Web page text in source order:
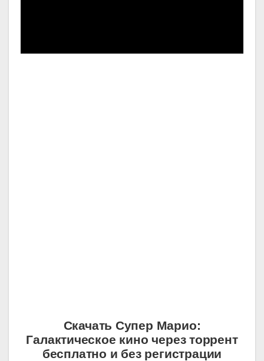
Скачать Супер Марио:
Галактическое кино через торрент
бесплатно и без регистрации